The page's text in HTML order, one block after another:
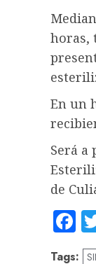
horas,
En un
Será a
de
Tags: